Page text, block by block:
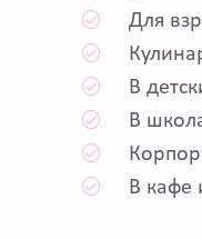
Для
В
В
В кафе